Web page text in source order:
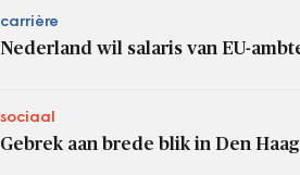
carrière
Nederland wil salaris van EU-
sociaal
Gebrek aan brede blik in Den Haag